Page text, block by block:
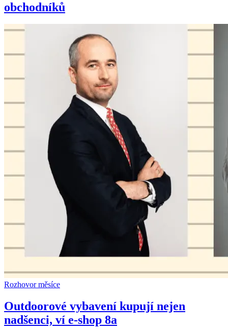
obchodníků
Rozhovor měsíce
Outdoorové vybavení kupují nejen
nadšenci, ví e-shop 8a